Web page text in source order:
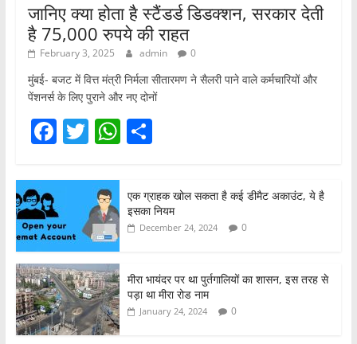
जानिए क्या होता है स्टैंडर्ड डिडक्शन, सरकार देती
है 75,000 रुपये की राहत
February 3, 2025 admin 0
मुंबई- बजट में वित्त मंत्री निर्मला सीतारमण ने सैलरी पाने वाले कर्मचारियों और
पेंशनर्स के लिए पुराने और नए दोनों
F
c
e
b
o
o
k
T
itt
er
W
s
A
p
S
e
एक ग्राहक खोल सकता है कई डीमैट अकाउंट, ये है
इसका नियम
December 24, 2024 0
मीरा भायंदर पर था पुर्तगालियों का शासन, इस तरह से
पड़ा था मीरा रोड नाम
January 24, 2024 0